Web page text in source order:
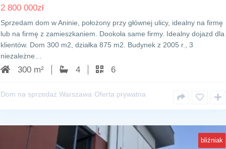
2 800 000zł
Sprzedam dom w Aninie, położony przy głównej ulicy, idealny na firmę
lub na firmę z zamieszkaniem. Dookoła same firmy. Idealny dojazd dla
klientów. Dom 300 m2, działka 875 m2. Budynek z 2005 r., 3
niezależne…
300 m² 4 6
Dom na sprzedaż Warszawa Oferta prywatna
bliźniak